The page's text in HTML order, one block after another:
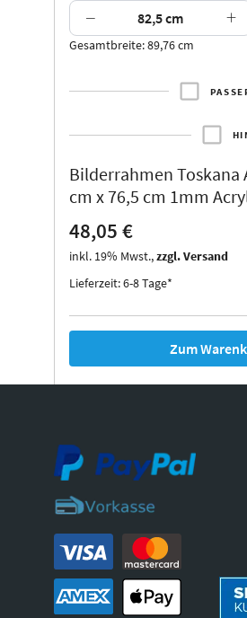
Arran Luzern
Thurgau
Thurgau
*Canvas*
Kunststoff
Ohio
− +
Gesamtbreite: 89,76 cm
Bilderrahmen Toskana
cm x 76,5 cm 1mm
48,05 €
inkl. 19% Mwst.,zzgl. Versand
Lieferzeit: 6-8 Tage*
Zum